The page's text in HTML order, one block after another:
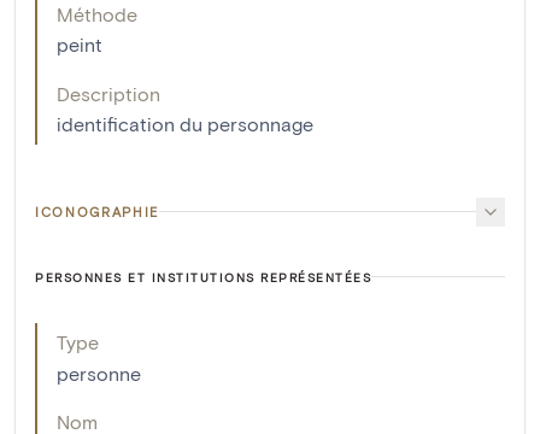
Méthode
peint
Description
identification du personnage
ICONOGRAPHIE
PERSONNES ET INSTITUTIONS REPRÉSENTÉES
Type
personne
Nom